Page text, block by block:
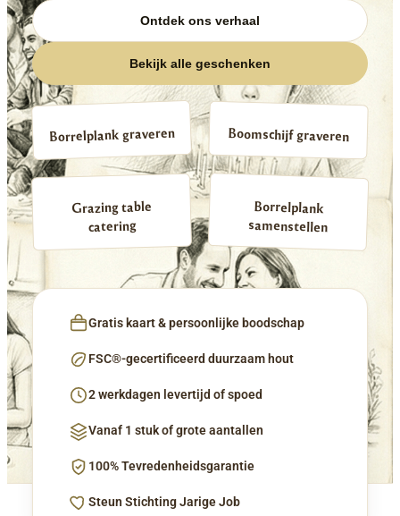
Ontdek ons verhaal
Bekijk alle geschenken
Borrelplank graveren Boomschijf graveren
Grazing table
catering
Borrelplank
samenstellen
Gratis kaart & persoonlijke boodschap
FSC®-gecertificeerd duurzaam hout
2 werkdagen levertijd of spoed
Vanaf 1 stuk of grote aantallen
100% Tevredenheidsgarantie
Steun Stichting Jarige Job